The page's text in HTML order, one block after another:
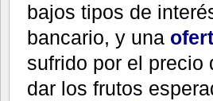
bajos tipos de
bancario, y una
sufrido por el precio
dar los frutos